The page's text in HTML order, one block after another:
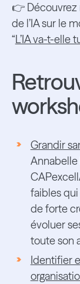
👉 Découvrez
de l’IA sur le
“L’IA va-t-elle
Grandir
Annabelle
faibles
de forte
évoluer
toute son
Identifier